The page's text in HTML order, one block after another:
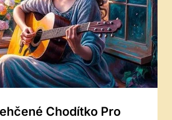
Chodítko Pro